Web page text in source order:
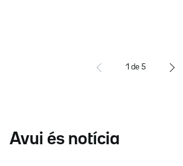
1 de 5
Avui és notícia